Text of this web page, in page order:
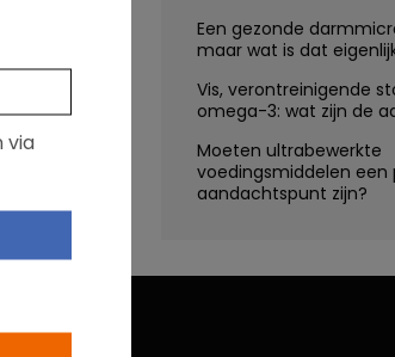
Een gezonde
maar wat is dat
Vis, verontreinigende
omega-3: wat zijn de
Moeten ultrabewerkte
voedingsmiddelen een
aandachtspunt zijn?
via